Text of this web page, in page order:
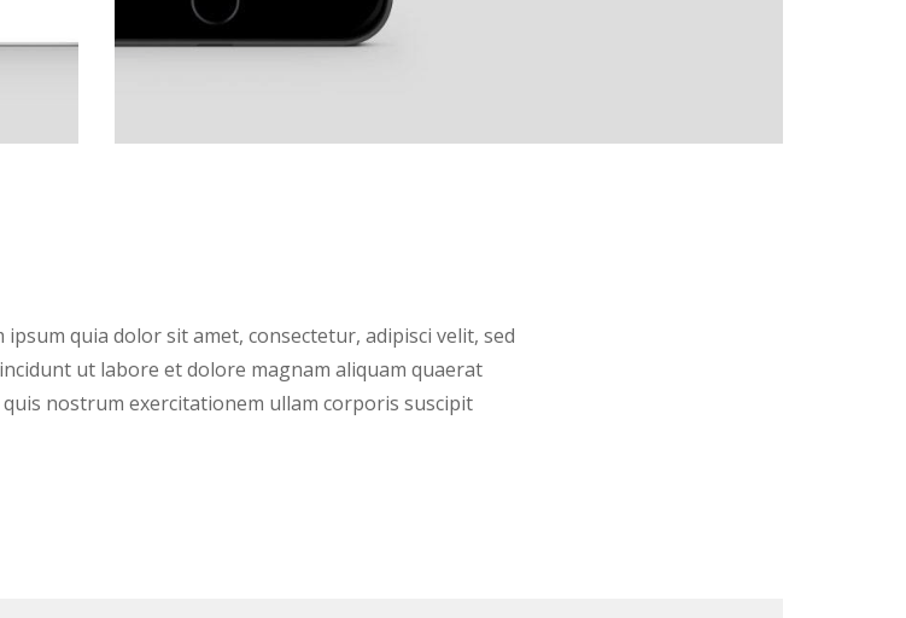
quia dolor sit amet, consectetur, adipisci velit, sed
ut labore et dolore magnam aliquam quaerat
nostrum exercitationem ullam corporis suscipit